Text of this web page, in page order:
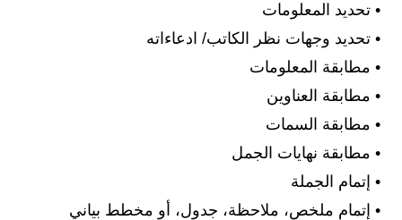
• تحديد المعلومات
• تحديد وجهات نظر الكاتب/ ادعاءاته
• مطابقة المعلومات
• مطابقة العناوين
• مطابقة السمات
• مطابقة نهايات الجمل
• إتمام الجملة
• إتمام ملخص، ملاحظة، جدول، أو مخطط بياني